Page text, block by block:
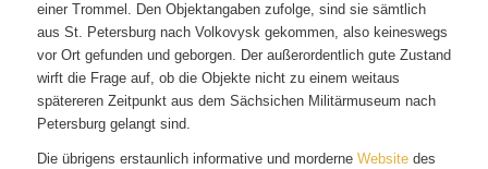
einer Trommel. Den Objektangaben zufolge, sind sie sämtlich
aus St. Petersburg nach Volkovysk gekommen, also keineswegs
vor Ort gefunden und geborgen. Der außerordentlich gute Zustand
wirft die Frage auf, ob die Objekte nicht zu einem weitaus
spätereren Zeitpunkt aus dem Sächsichen Militärmuseum nach
Petersburg gelangt sind.
Die übrigens erstaunlich informative und morderne Website des